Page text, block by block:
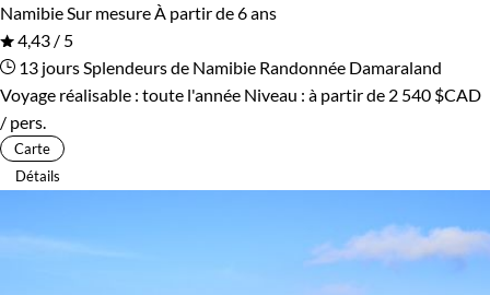
Namibie Sur mesure À partir de 6 ans
4,43 / 5
13 jours Splendeurs de Namibie Randonnée Damaraland
Voyage réalisable : toute l'année Niveau : à partir de 2 540 $CAD
/ pers.
Carte
Détails